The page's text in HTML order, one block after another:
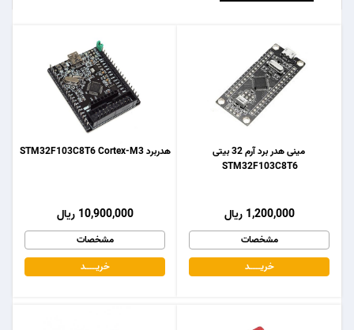
هدربرد STM32F103C8T6 Cortex-M3
10,900,000 ریال
مشخصات
خریـــــــد
مینی هدر برد آرم 32 بیتی
STM32F103C8T6
1,200,000 ریال
مشخصات
خریـــــــد